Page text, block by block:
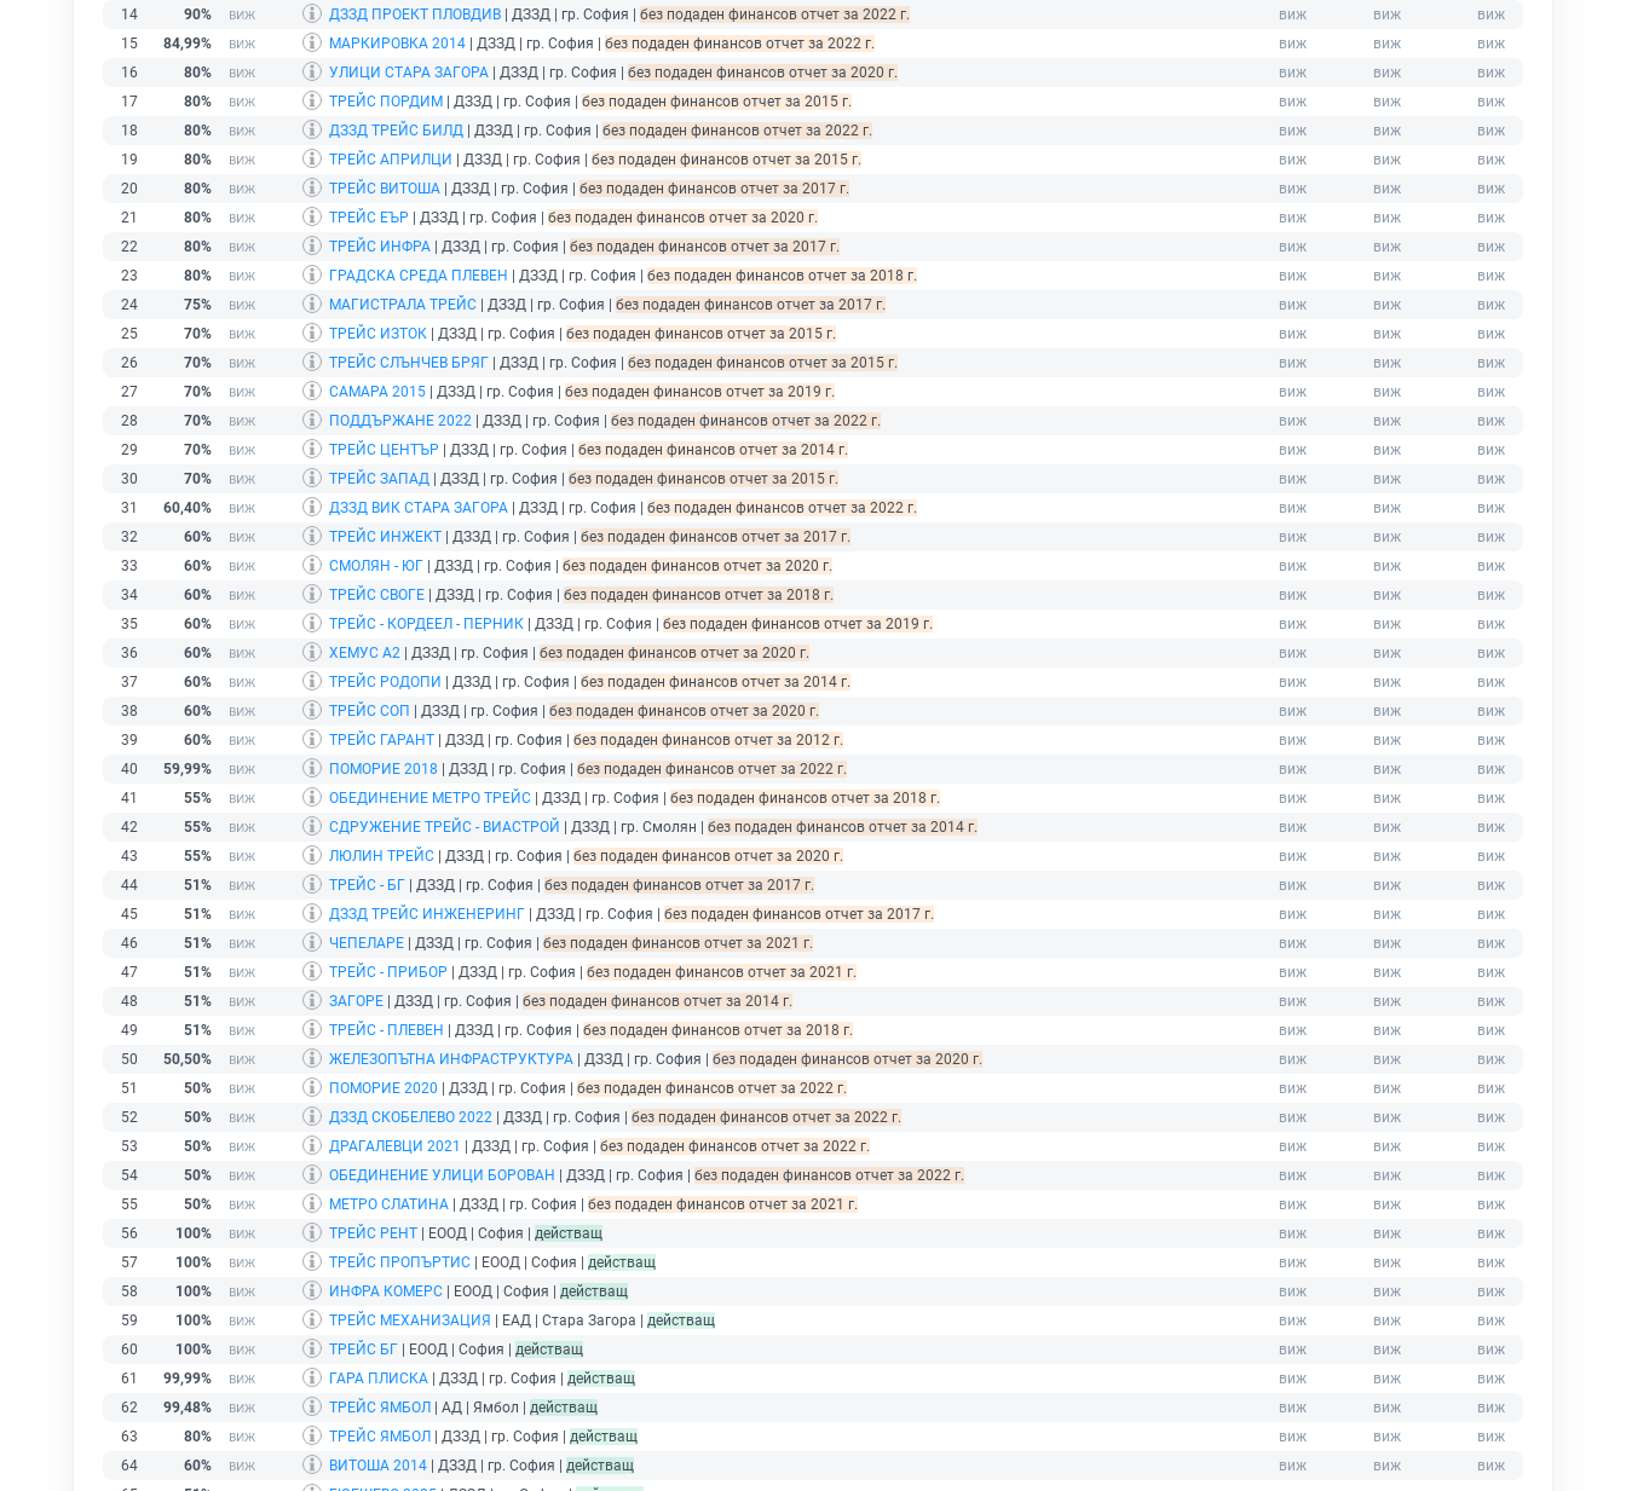
14
90% ДЗЗД ПРОЕКТ ПЛОВДИВ | ДЗЗД | гр. София | без подаден финансов отчет за 2022 г.
15
84,99% МАРКИРОВКА 2014 | ДЗЗД | гр. София | без подаден финансов отчет за 2022 г.
16
80% УЛИЦИ СТАРА ЗАГОРА | ДЗЗД | гр. София | без подаден финансов отчет за 2020 г.
17
80% ТРЕЙС ПОРДИМ | ДЗЗД | гр. София | без подаден финансов отчет за 2015 г.
18
80% ДЗЗД ТРЕЙС БИЛД | ДЗЗД | гр. София | без подаден финансов отчет за 2022 г.
19
80% ТРЕЙС АПРИЛЦИ | ДЗЗД | гр. София | без подаден финансов отчет за 2015 г.
20
80% ТРЕЙС ВИТОША | ДЗЗД | гр. София | без подаден финансов отчет за 2017 г.
21
80% ТРЕЙС ЕЪР | ДЗЗД | гр. София | без подаден финансов отчет за 2020 г.
22
80% ТРЕЙС ИНФРА | ДЗЗД | гр. София | без подаден финансов отчет за 2017 г.
23
80% ГРАДСКА СРЕДА ПЛЕВЕН | ДЗЗД | гр. София | без подаден финансов отчет за 2018 г.
24
75% МАГИСТРАЛА ТРЕЙС | ДЗЗД | гр. София | без подаден финансов отчет за 2017 г.
25
70% ТРЕЙС ИЗТОК | ДЗЗД | гр. София | без подаден финансов отчет за 2015 г.
26
70% ТРЕЙС СЛЪНЧЕВ БРЯГ | ДЗЗД | гр. София | без подаден финансов отчет за 2015 г.
27
70% САМАРА 2015 | ДЗЗД | гр. София | без подаден финансов отчет за 2019 г.
28
70% ПОДДЪРЖАНЕ 2022 | ДЗЗД | гр. София | без подаден финансов отчет за 2022 г.
29
70% ТРЕЙС ЦЕНТЪР | ДЗЗД | гр. София | без подаден финансов отчет за 2014 г.
30
70% ТРЕЙС ЗАПАД | ДЗЗД | гр. София | без подаден финансов отчет за 2015 г.
31
60,40% ДЗЗД ВИК СТАРА ЗАГОРА | ДЗЗД | гр. София | без подаден финансов отчет за 2022 г.
32
60% ТРЕЙС ИНЖЕКТ | ДЗЗД | гр. София | без подаден финансов отчет за 2017 г.
33
60% СМОЛЯН - ЮГ | ДЗЗД | гр. София | без подаден финансов отчет за 2020 г.
34
60% ТРЕЙС СВОГЕ | ДЗЗД | гр. София | без подаден финансов отчет за 2018 г.
35
60% ТРЕЙС - КОРДЕЕЛ - ПЕРНИК | ДЗЗД | гр. София | без подаден финансов отчет за 2019 г.
36
60% ХЕМУС А2 | ДЗЗД | гр. София | без подаден финансов отчет за 2020 г.
37
60% ТРЕЙС РОДОПИ | ДЗЗД | гр. София | без подаден финансов отчет за 2014 г.
38
60% ТРЕЙС СОП | ДЗЗД | гр. София | без подаден финансов отчет за 2020 г.
39
60% ТРЕЙС ГАРАНТ | ДЗЗД | гр. София | без подаден финансов отчет за 2012 г.
40
59,99% ПОМОРИЕ 2018 | ДЗЗД | гр. София | без подаден финансов отчет за 2022 г.
41
55% ОБЕДИНЕНИЕ МЕТРО ТРЕЙС | ДЗЗД | гр. София | без подаден финансов отчет за 2018 г.
42
55% СДРУЖЕНИЕ ТРЕЙС - ВИАСТРОЙ | ДЗЗД | гр. Смолян | без подаден финансов отчет за 2014 г.
43
55% ЛЮЛИН ТРЕЙС | ДЗЗД | гр. София | без подаден финансов отчет за 2020 г.
44
51% ТРЕЙС - БГ | ДЗЗД | гр. София | без подаден финансов отчет за 2017 г.
45
51% ДЗЗД ТРЕЙС ИНЖЕНЕРИНГ | ДЗЗД | гр. София | без подаден финансов отчет за 2017 г.
46
51% ЧЕПЕЛАРЕ | ДЗЗД | гр. София | без подаден финансов отчет за 2021 г.
47
51% ТРЕЙС - ПРИБОР | ДЗЗД | гр. София | без подаден финансов отчет за 2021 г.
48
51% ЗАГОРЕ | ДЗЗД | гр. София | без подаден финансов отчет за 2014 г.
49
51% ТРЕЙС - ПЛЕВЕН | ДЗЗД | гр. София | без подаден финансов отчет за 2018 г.
50
50,50% ЖЕЛЕЗОПЪТНА ИНФРАСТРУКТУРА | ДЗЗД | гр. София | без подаден финансов отчет за 2020 г.
51
50% ПОМОРИЕ 2020 | ДЗЗД | гр. София | без подаден финансов отчет за 2022 г.
52
50% ДЗЗД СКОБЕЛЕВО 2022 | ДЗЗД | гр. София | без подаден финансов отчет за 2022 г.
53
50% ДРАГАЛЕВЦИ 2021 | ДЗЗД | гр. София | без подаден финансов отчет за 2022 г.
54
50% ОБЕДИНЕНИЕ УЛИЦИ БОРОВАН | ДЗЗД | гр. София | без подаден финансов отчет за 2022 г.
55
50% МЕТРО СЛАТИНА | ДЗЗД | гр. София | без подаден финансов отчет за 2021 г.
56
100% ТРЕЙС РЕНТ | ЕООД | София | действащ
57
100% ТРЕЙС ПРОПЪРТИС | ЕООД | София | действащ
58
100% ИНФРА КОМЕРС | ЕООД | София | действащ
59
100% ТРЕЙС МЕХАНИЗАЦИЯ | ЕАД | Стара Загора | действащ
60
100% ТРЕЙС БГ | ЕООД | София | действащ
61
99,99% ГАРА ПЛИСКА | ДЗЗД | гр. София | действащ
62
99,48% ТРЕЙС ЯМБОЛ | АД | Ямбол | действащ
63
80% ТРЕЙС ЯМБОЛ | ДЗЗД | гр. София | действащ
64
60% ВИТОША 2014 | ДЗЗД | гр. София | действащ